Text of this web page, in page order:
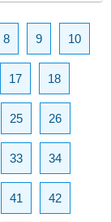
8 9 10
17 18
25 26
33 34
41 42